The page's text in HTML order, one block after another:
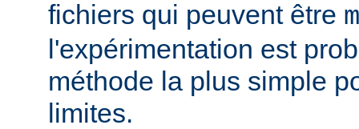
fichiers qui peuvent être
l'expérimentation est
méthode la plus simple
limites.